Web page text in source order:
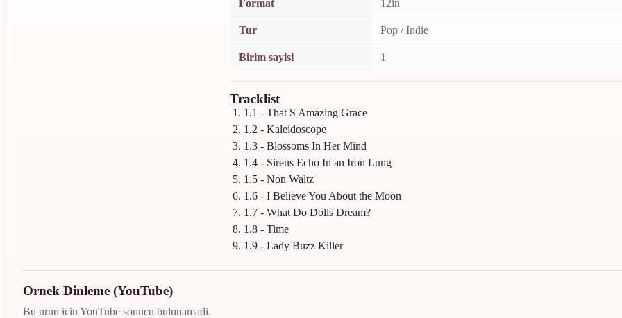
Format 12in
Tur Pop / Indie
Birim sayisi 1
Tracklist
1.1 - That S Amazing Grace
1.2 - Kaleidoscope
1.3 - Blossoms In Her Mind
1.4 - Sirens Echo In an Iron Lung
1.5 - Non Waltz
1.6 - I Believe You About the Moon
1.7 - What Do Dolls Dream?
1.8 - Time
1.9 - Lady Buzz Killer
Ornek Dinleme (YouTube)
Bu urun icin YouTube sonucu bulunamadi.